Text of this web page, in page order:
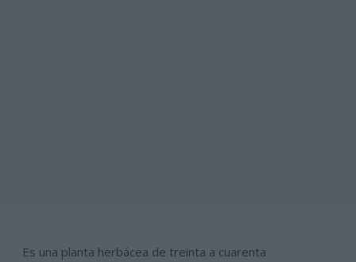
Es una planta herbácea de treinta a cuarenta